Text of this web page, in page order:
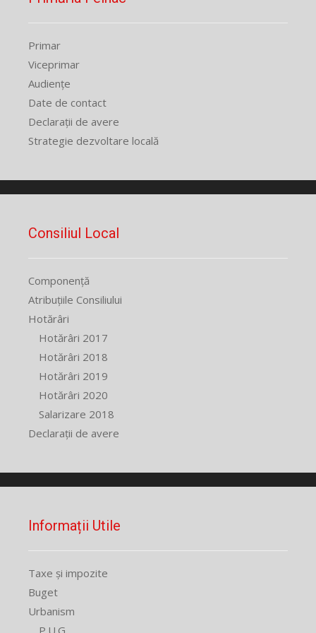
Primar
Viceprimar
Audiențe
Date de contact
Declarații de avere
Strategie dezvoltare locală
Consiliul Local
Componență
Atribuțiile Consiliului
Hotărâri
Hotărâri 2017
Hotărâri 2018
Hotărâri 2019
Hotărâri 2020
Salarizare 2018
Declarații de avere
Informații Utile
Taxe și impozite
Buget
Urbanism
P.U.G